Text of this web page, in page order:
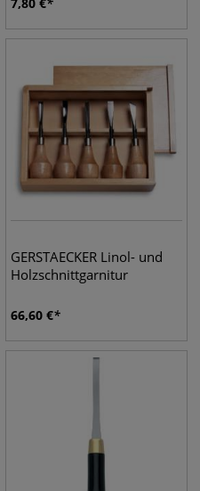
GERSTAECKER Linol- und
Holzschnittgarnitur
66,60 €